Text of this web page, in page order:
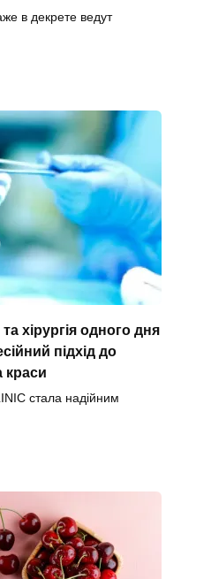
в декрете ведут
хірургія одного дня
підхід до
краси
стала надійним